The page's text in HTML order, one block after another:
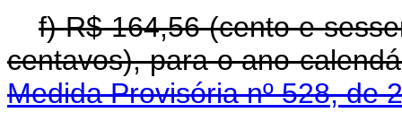
f) R$ 164,56 (cento e
centavos), para o ano-
Medida Provisória nº 528, de